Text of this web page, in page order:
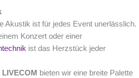
Akustik ist für jedes Event unerlässlich.
Konzert oder einer
ist das Herzstück jeder
LIVECOM bieten wir eine breite Palette